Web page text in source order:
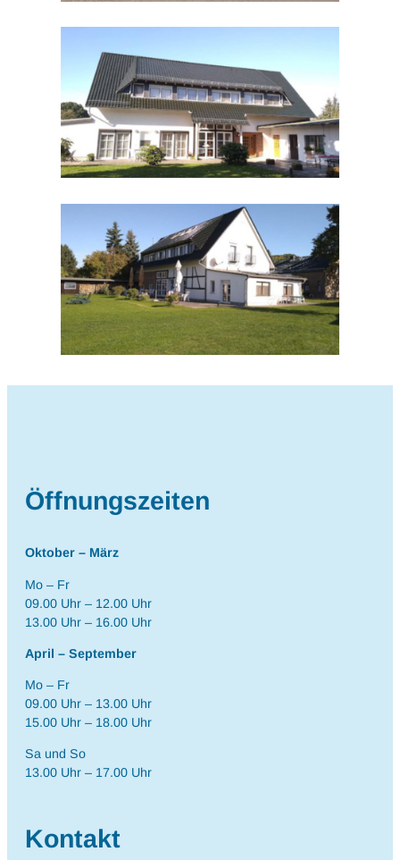
Öffnungszeiten
Oktober – März
Mo – Fr
09.00 Uhr – 12.00 Uhr
13.00 Uhr – 16.00 Uhr
April – September
Mo – Fr
09.00 Uhr – 13.00 Uhr
15.00 Uhr – 18.00 Uhr
Sa und So
13.00 Uhr – 17.00 Uhr
Kontakt